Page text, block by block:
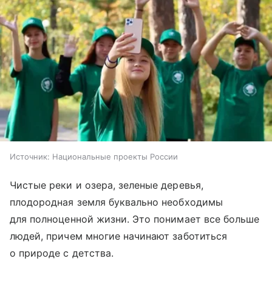
Источник: Национальные проекты России
Чистые реки и озера, зеленые деревья,
плодородная земля буквально необходимы
для полноценной жизни. Это понимает все больше
людей, причем многие начинают заботиться
о природе с детства.